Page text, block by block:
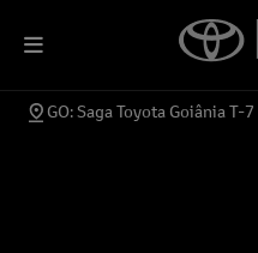
GO: Saga Toyota Goiânia T-7